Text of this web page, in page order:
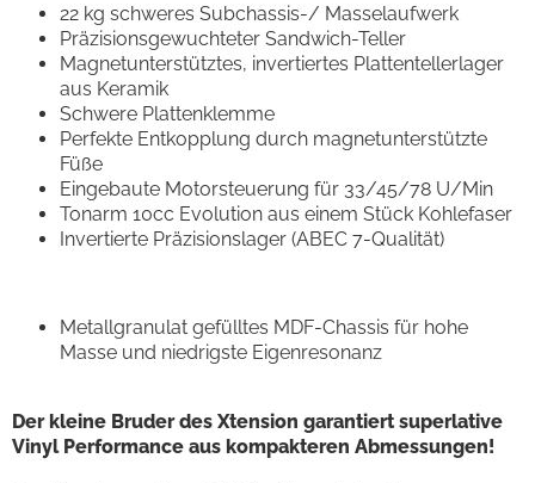
22 kg schweres Subchassis-/ Masselaufwerk
Präzisionsgewuchteter Sandwich-Teller
Magnetunterstütztes, invertiertes Plattentellerlager
aus Keramik
Schwere Plattenklemme
Perfekte Entkopplung durch magnetunterstützte
Füße
Eingebaute Motorsteuerung für 33/45/78 U/Min
Tonarm 10cc Evolution aus einem Stück Kohlefaser
Invertierte Präzisionslager (ABEC 7-Qualität)
Metallgranulat gefülltes MDF-Chassis für hohe
Masse und niedrigste Eigenresonanz
Der kleine Bruder des Xtension garantiert superlative
Vinyl Performance aus kompakteren Abmessungen!